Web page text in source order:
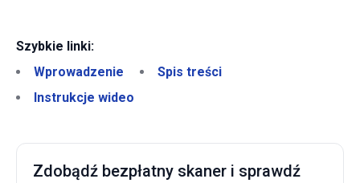
Szybkie linki:
Wprowadzenie
Spis treści
Instrukcje wideo
Zdobądź bezpłatny skaner i sprawdź